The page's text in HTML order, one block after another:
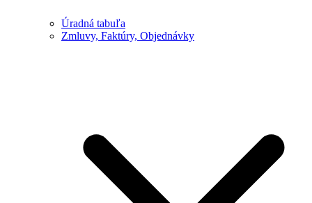
Úradná tabuľa
Zmluvy, Faktúry, Objednávky